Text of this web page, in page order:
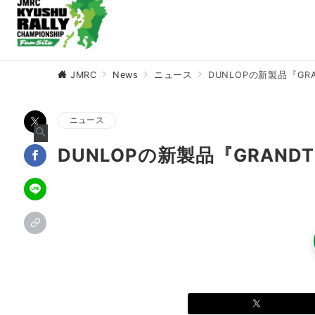
JMRC News ニュース DUNLOPの新製品『
ニュース
DUNLOPの新製品『